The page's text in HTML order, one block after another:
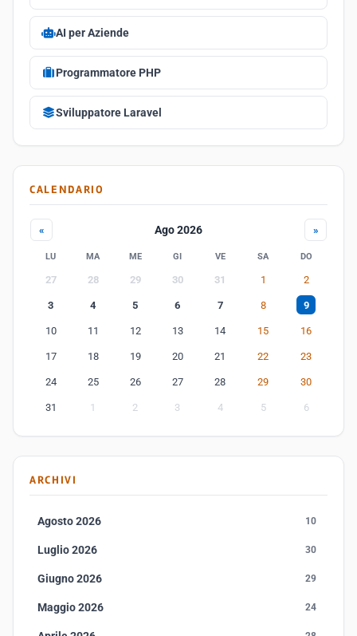
AI per Aziende
Programmatore PHP
Sviluppatore Laravel
CALENDARIO
« Ago 2026 »
LU MA ME GI VE SA DO
27 28 29 30 31 1 2
3 4 5 6 7 8 9
10 11 12 13 14 15 16
17 18 19 20 21 22 23
24 25 26 27 28 29 30
31 1 2 3 4 5 6
ARCHIVI
Agosto 2026 10
Luglio 2026 30
Giugno 2026 29
Maggio 2026 24